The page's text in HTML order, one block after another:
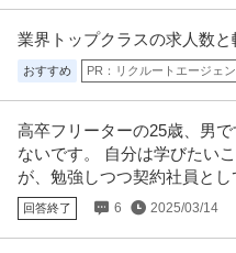
法人営業 ／ 「未経験歓迎」異
れ営業職（BtoB）東証プライ
株式会社ハウスドゥ・ジャパン
新着 未経験OK 東証一部上場企業
【職種】営業＞法人営業 【業種】
じ、当該求人をビズリーチ上…続き
業界トップクラスの求人数と
おすすめ PR：リクルートエージェン
高卒フリーターの25歳、男
ないです。 自分は学びたい
が、勉強しつつ契約社員と
回答終了 6 2025/03/14